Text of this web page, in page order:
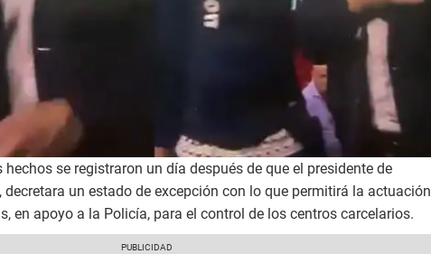
hechos se registraron un día después de que el presidente de
, decretara un estado de excepción con lo que permitirá la actuación
en apoyo a la Policía, para el control de los centros carcelarios.